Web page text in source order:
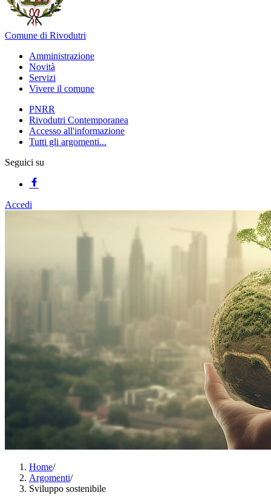
Comune di Rivodutri
Amministrazione
Novità
Servizi
Vivere il comune
PNRR
Rivodutri Contemporanea
Accesso all'informazione
Tutti gli argomenti...
Seguici su
Accedi
Home/
Argomenti/
Sviluppo sostenibile